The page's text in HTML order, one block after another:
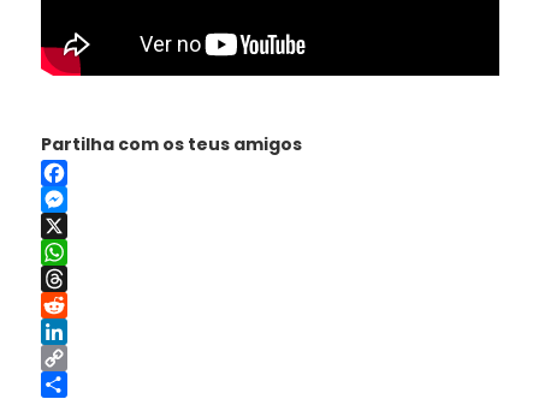
Partilha com os teus amigos
Facebook
Messenger
X
WhatsApp
Threads
Reddit
LinkedIn
Copy